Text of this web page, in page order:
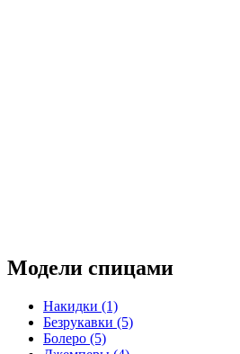
Модели спицами
Накидки (1)
Безрукавки (5)
Болеро (5)